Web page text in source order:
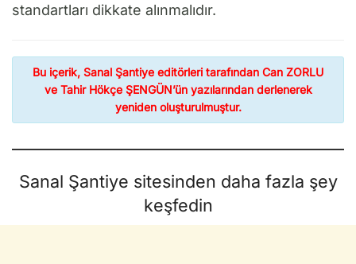
standartları dikkate alınmalıdır.
Bu içerik, Sanal Şantiye editörleri tarafından Can ZORLU
ve Tahir Hökçe ŞENGÜN’ün yazılarından derlenerek
yeniden oluşturulmuştur.
Sanal Şantiye sitesinden daha fazla şey
keşfedin